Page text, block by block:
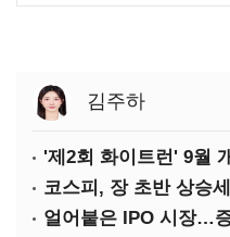
김주하
'제2회 화이트런' 9월
코스피, 장 초반 상승